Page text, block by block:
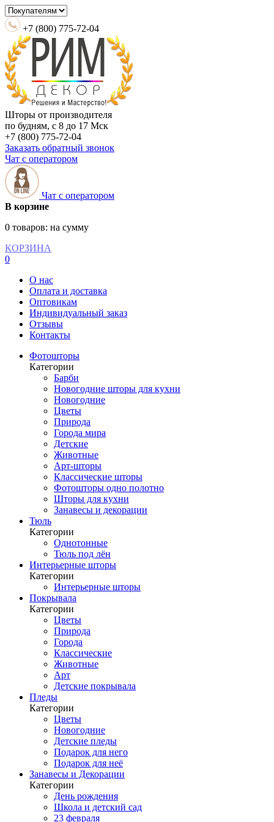
+7 (800) 775-72-04
Шторы от производителя
по будням, с 8 до 17 Мск
+7 (800) 775-72-04
Заказать обратный звонок
Чат с оператором
Чат с оператором
В корзине
0 товаров: на сумму
КОРЗИНА
0
О нас
Оплата и доставка
Оптовикам
Индивидуальный заказ
Отзывы
Контакты
Фотошторы
Категории
Барби
Новогодние шторы для кухни
Новогодние
Цветы
Природа
Города мира
Детские
Животные
Арт-шторы
Классические шторы
Фотошторы одно полотно
Шторы для кухни
Занавесы и декорации
Тюль
Категории
Однотонные
Тюль под лён
Интерьерные шторы
Категории
Интерьерные шторы
Покрывала
Категории
Цветы
Природа
Города
Классические
Животные
Арт
Детские покрывала
Пледы
Категории
Цветы
Новогодние
Детские пледы
Подарок для него
Подарок для неё
Занавесы и Декорации
Категории
День рождения
Школа и детский сад
23 февраля